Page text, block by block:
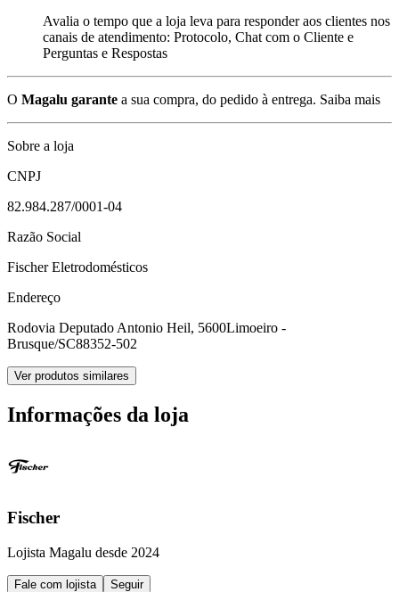
Avalia o tempo que a loja leva para responder aos clientes nos
canais de atendimento: Protocolo, Chat com o Cliente e
Perguntas e Respostas
O Magalu garante a sua compra, do pedido à entrega. Saiba mais
Sobre a loja
CNPJ
82.984.287/0001-04
Razão Social
Fischer Eletrodomésticos
Endereço
Rodovia Deputado Antonio Heil, 5600Limoeiro -
Brusque/SC88352-502
Ver produtos similares
Informações da loja
Fischer
Lojista Magalu desde 2024
Fale com lojista Seguir